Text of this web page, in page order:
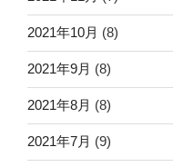
2021年10月 (8)
2021年9月 (8)
2021年8月 (8)
2021年7月 (9)